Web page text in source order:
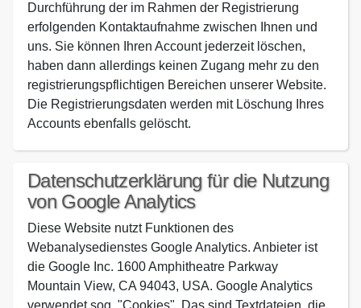
Durchführung der im Rahmen der Registrierung
erfolgenden Kontaktaufnahme zwischen Ihnen und
uns. Sie können Ihren Account jederzeit löschen,
haben dann allerdings keinen Zugang mehr zu den
registrierungspflichtigen Bereichen unserer Website.
Die Registrierungsdaten werden mit Löschung Ihres
Accounts ebenfalls gelöscht.
Datenschutzerklärung für die Nutzung
von Google Analytics
Diese Website nutzt Funktionen des
Webanalysedienstes Google Analytics. Anbieter ist
die Google Inc. 1600 Amphitheatre Parkway
Mountain View, CA 94043, USA. Google Analytics
verwendet sog. "Cookies". Das sind Textdateien, die